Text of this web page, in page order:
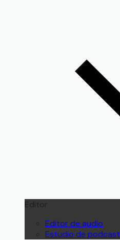
Editor
Editor de audio
Estudio de podcast